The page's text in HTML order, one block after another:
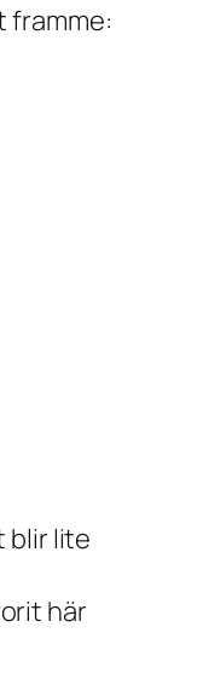
framme:
blir lite
här